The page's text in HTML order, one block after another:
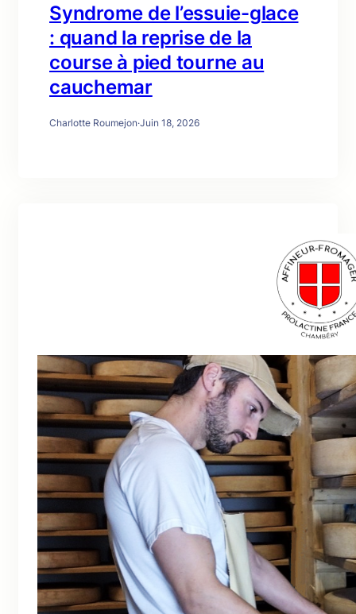
Syndrome de l’essuie-glace
: quand la reprise de la
course à pied tourne au
cauchemar
Charlotte Roumejon·Juin 18, 2026